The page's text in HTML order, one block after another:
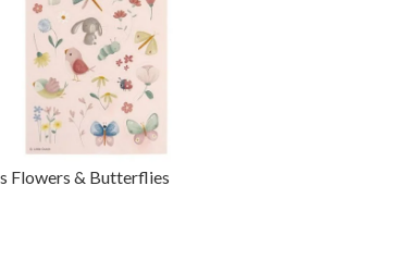
Flowers & Butterflies